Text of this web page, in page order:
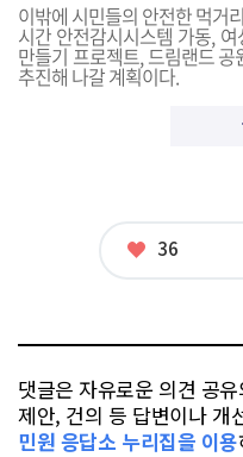
이밖에 시민들의 안전한 먹거
시간 안전감시시스템 가동,
만들기 프로젝트, 드림랜드
추진해 나갈 계획이다.
좋
36
댓글은 자유로운 의견 공
제안, 건의 등 답변이나 개
민원 응답소 누리집을 이용